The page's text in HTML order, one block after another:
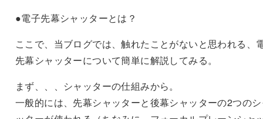
●電子先幕シャッターとは？
ここで、当ブログでは、触れたことがないと思われる、
先幕シャッターについて簡単に解説してみる。
まず、、、シャッターの仕組みから。
一般的には、先幕シャッターと後幕シャッターの2つの